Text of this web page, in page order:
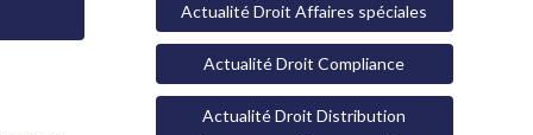
Actualité Droit Affaires spéciales
Actualité Droit Compliance
Actualité Droit Distribution